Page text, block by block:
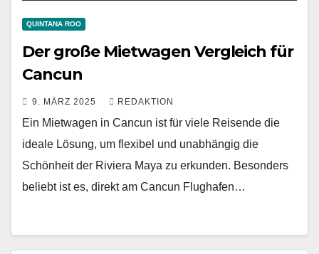
QUINTANA ROO
Der große Mietwagen Vergleich für
Cancun
9. MÄRZ 2025 REDAKTION
Ein Mietwagen in Cancun ist für viele Reisende die
ideale Lösung, um flexibel und unabhängig die
Schönheit der Riviera Maya zu erkunden. Besonders
beliebt ist es, direkt am Cancun Flughafen…